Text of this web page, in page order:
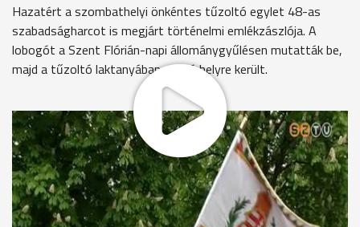
Hazatért a szombathelyi önkéntes tűzoltó egylet 48-as
szabadságharcot is megjárt történelmi emlékzászlója. A
lobogót a Szent Flórián-napi állománygyűlésen mutatták be,
majd a tűzoltó laktanyában méltó helyre került.
Felvonulással kezdődött a zászló hazatérte alkalmából
szervezett ünnepség. A szabadságharcot megjárt nemzetőri
zászlót Szombathely városa 1876-ban adományozta a
megyeszékhely önkéntes tűzoltó egyletének. A lobogó
1948-ban állami kézbe került, később a Katasztrófavédelem
Központi Múzeumában őrizték.